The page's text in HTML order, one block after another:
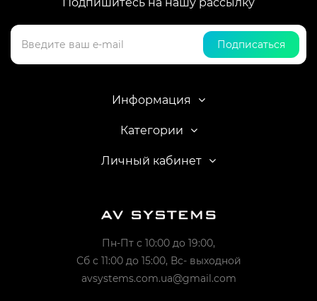
Подпишитесь на нашу рассылку
Подписаться
Информация
Категории
Личный кабинет
Пн-Пт с 10:00 до 19:00,
Сб с 11:00 до 15:00, Вс- выходной
avsystems.com.ua@gmail.com